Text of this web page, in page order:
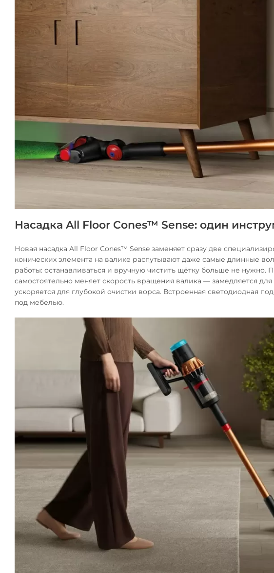
Насадка All Floor Cones™ Sense: один
Новая насадка All Floor Cones™ Sense заменяет сразу две
конических элемента на валике распутывают даже самые длинные
работы: останавливаться и вручную чистить щётку больше не нужно.
самостоятельно меняет скорость вращения валика — замедляется
ускоряется для глубокой очистки ворса. Встроенная светодиодная
под мебелью.